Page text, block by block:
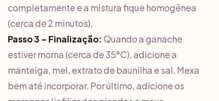
completamente e a mistura fique homogênea
(cerca de 2 minutos).
Passo 3 - Finalização: Quando a ganache
estiver morna (cerca de 35°C), adicione a
manteiga, mel, extrato de baunilha e sal. Mexa
bem até incorporar. Por último, adicione os